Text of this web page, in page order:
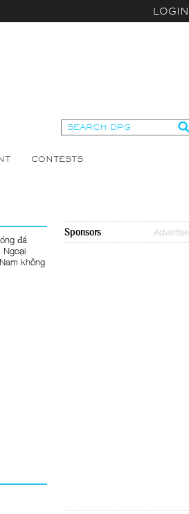
LOGIN
CONTESTS
đá
không
Sponsors Advertise